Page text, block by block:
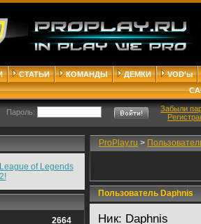
СТАТЬИ КОМАНДЫ ДЕМКИ
VOD'ы
Забыли
of Legends
2664
ProPlay.ru >
Пользователь Daphnis
Ник: Daphnis